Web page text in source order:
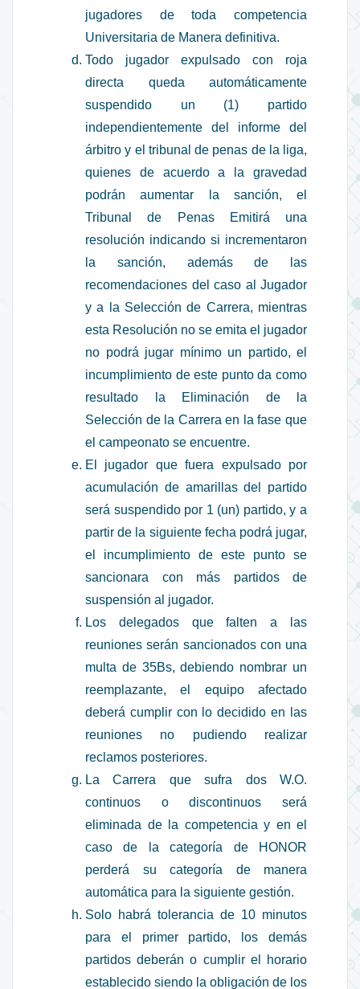
jugadores de toda competencia
Universitaria de Manera definitiva.
Todo jugador expulsado con roja
directa queda automáticamente
suspendido un (1) partido
independientemente del informe del
árbitro y el tribunal de penas de la liga,
quienes de acuerdo a la gravedad
podrán aumentar la sanción, el
Tribunal de Penas Emitirá una
resolución indicando si incrementaron
la sanción, además de las
recomendaciones del caso al Jugador
y a la Selección de Carrera, mientras
esta Resolución no se emita el jugador
no podrá jugar mínimo un partido, el
incumplimiento de este punto da como
resultado la Eliminación de la
Selección de la Carrera en la fase que
el campeonato se encuentre.
El jugador que fuera expulsado por
acumulación de amarillas del partido
será suspendido por 1 (un) partido, y a
partir de la siguiente fecha podrá jugar,
el incumplimiento de este punto se
sancionara con más partidos de
suspensión al jugador.
Los delegados que falten a las
reuniones serán sancionados con una
multa de 35Bs, debiendo nombrar un
reemplazante, el equipo afectado
deberá cumplir con lo decidido en las
reuniones no pudiendo realizar
reclamos posteriores.
La Carrera que sufra dos W.O.
continuos o discontinuos será
eliminada de la competencia y en el
caso de la categoría de HONOR
perderá su categoría de manera
automática para la siguiente gestión.
Solo habrá tolerancia de 10 minutos
para el primer partido, los demás
partidos deberán o cumplir el horario
establecido siendo la obligación de los